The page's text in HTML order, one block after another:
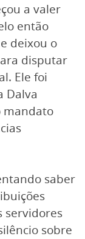
a valer
então
deixou o
disputar
Ele foi
Dalva
mandato
saber
servidores
sobre